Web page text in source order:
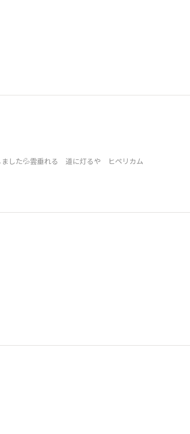
ました💦雲垂れる 道に灯るや ヒペリカム